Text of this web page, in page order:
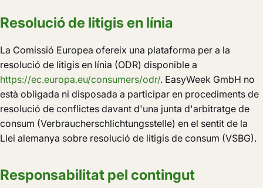
Resolució de litigis en línia
La Comissió Europea ofereix una plataforma per a la
resolució de litigis en línia (ODR) disponible a
https://ec.europa.eu/consumers/odr/. EasyWeek GmbH no
està obligada ni disposada a participar en procediments de
resolució de conflictes davant d'una junta d'arbitratge de
consum (Verbraucherschlichtungsstelle) en el sentit de la
Llei alemanya sobre resolució de litigis de consum (VSBG).
Responsabilitat pel contingut